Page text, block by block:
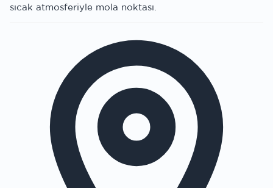
sıcak atmosferiyle mola noktası.